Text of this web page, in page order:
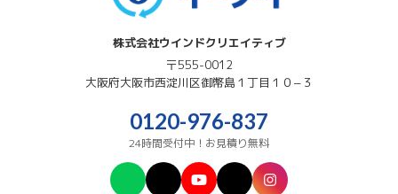
株式会社ウインドクリエイティブ
〒555-0012
大阪府大阪市西淀川区御幣島１丁目１０−３
0120-976-837
24時間受付中！お見積り無料